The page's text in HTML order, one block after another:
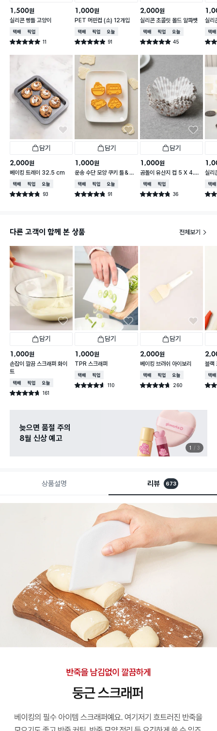
1,500원
실리콘 빵틀 고양이
택배배송매장픽업
별점 5.0점 11
건 작성
1,000원
PET 머핀컵 (소) 12개입
택배배송매장픽업오늘배송
별점 4.9점 91
건 작성
2,000원
실리콘 초콜릿 몰드 알파벳
택배배송매장픽업오늘배송
별점 4.9점 45
건 작성
실리
숫자
택배
별점
담기
2,000원
베이킹 트레이 32.5 cm
택배배송매장픽업오늘배송
별점 4.8점 93
건 작성
담기
1,000원
운송 수단 모양 쿠키 틀＆스
탬프 세트
택배배송매장픽업오늘배송
별점 4.8점 91
건 작성
담기
1,000원
곰돌이 유산지 컵 5 X 4.5
cm 75개입
택배배송매장픽업
별점 4.8점 36
건 작성
실리
6개
택배
별점
다른 고객이 함께 본 상품 전체보기
담기
1,000원
손잡이 깔끔 스크래퍼 화이
트
택배배송매장픽업오늘배송
별점 4.7점 161
건 작성
담기
1,000원
TPR 스크래퍼
택배배송매장픽업
별점 4.6점 110
건 작성
담기
2,000원
베이킹 브러쉬 아이보리
택배배송매장픽업오늘배송
별점 4.7점 260
건 작성
블랙
택배
별점
늦으면 품절 주의
8월 신상 예고
1 3
상품설명 리뷰 673